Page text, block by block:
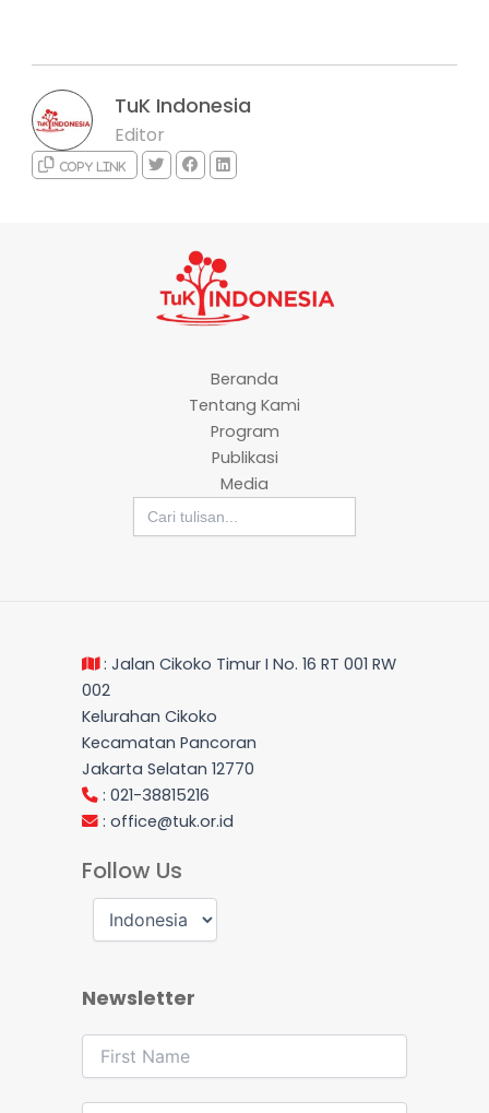
TuK Indonesia
Editor
Copy link
Beranda
Tentang Kami
Program
Publikasi
Media
Search
for:
: Jalan Cikoko Timur I No. 16 RT 001 RW
002
Kelurahan Cikoko
Kecamatan Pancoran
Jakarta Selatan 12770
: 021-38815216
: office@tuk.or.id
Follow Us
Newsletter